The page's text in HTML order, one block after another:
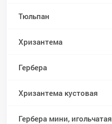
Тюльпан
Хризантема
Гербера
Хризантема кустовая
Гербера мини, игольчатая